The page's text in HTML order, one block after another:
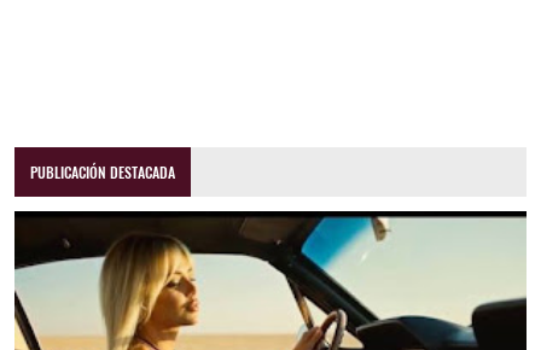
PUBLICACIÓN DESTACADA